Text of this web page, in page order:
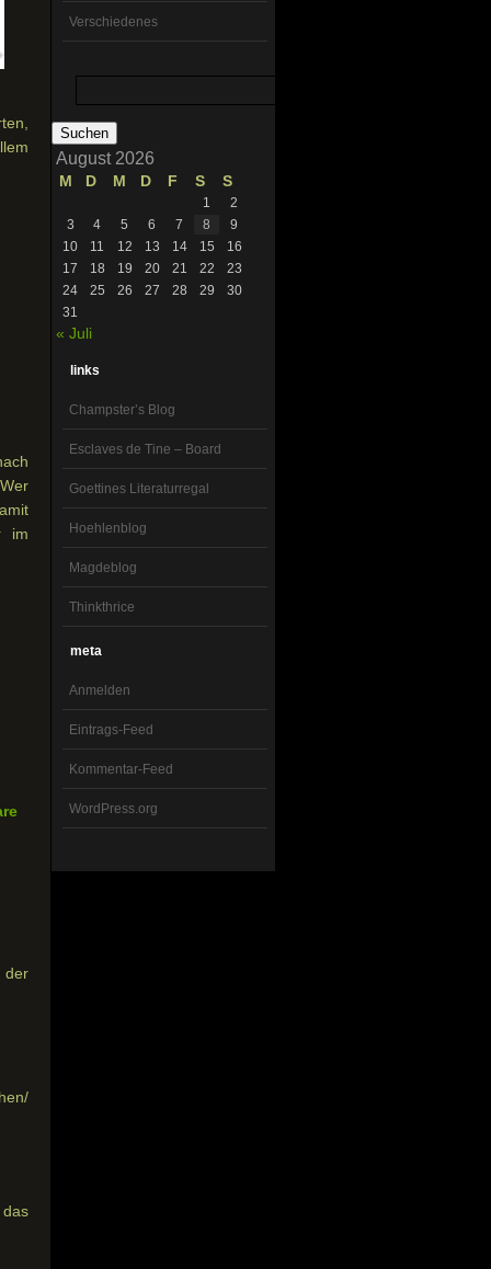
Verschiedenes
August 2026
M D M D F S S
1
2
3
4 5 6 7 8
9
10
11 12 13 14 15
16
17
18 19 20 21 22
23
24
25 26 27 28 29
30
31
« Juli
links
Champster’s Blog
Esclaves de Tine – Board
Goettines Literaturregal
Hoehlenblog
Magdeblog
Thinkthrice
meta
Anmelden
Eintrags-Feed
Kommentar-Feed
WordPress.org
im
der